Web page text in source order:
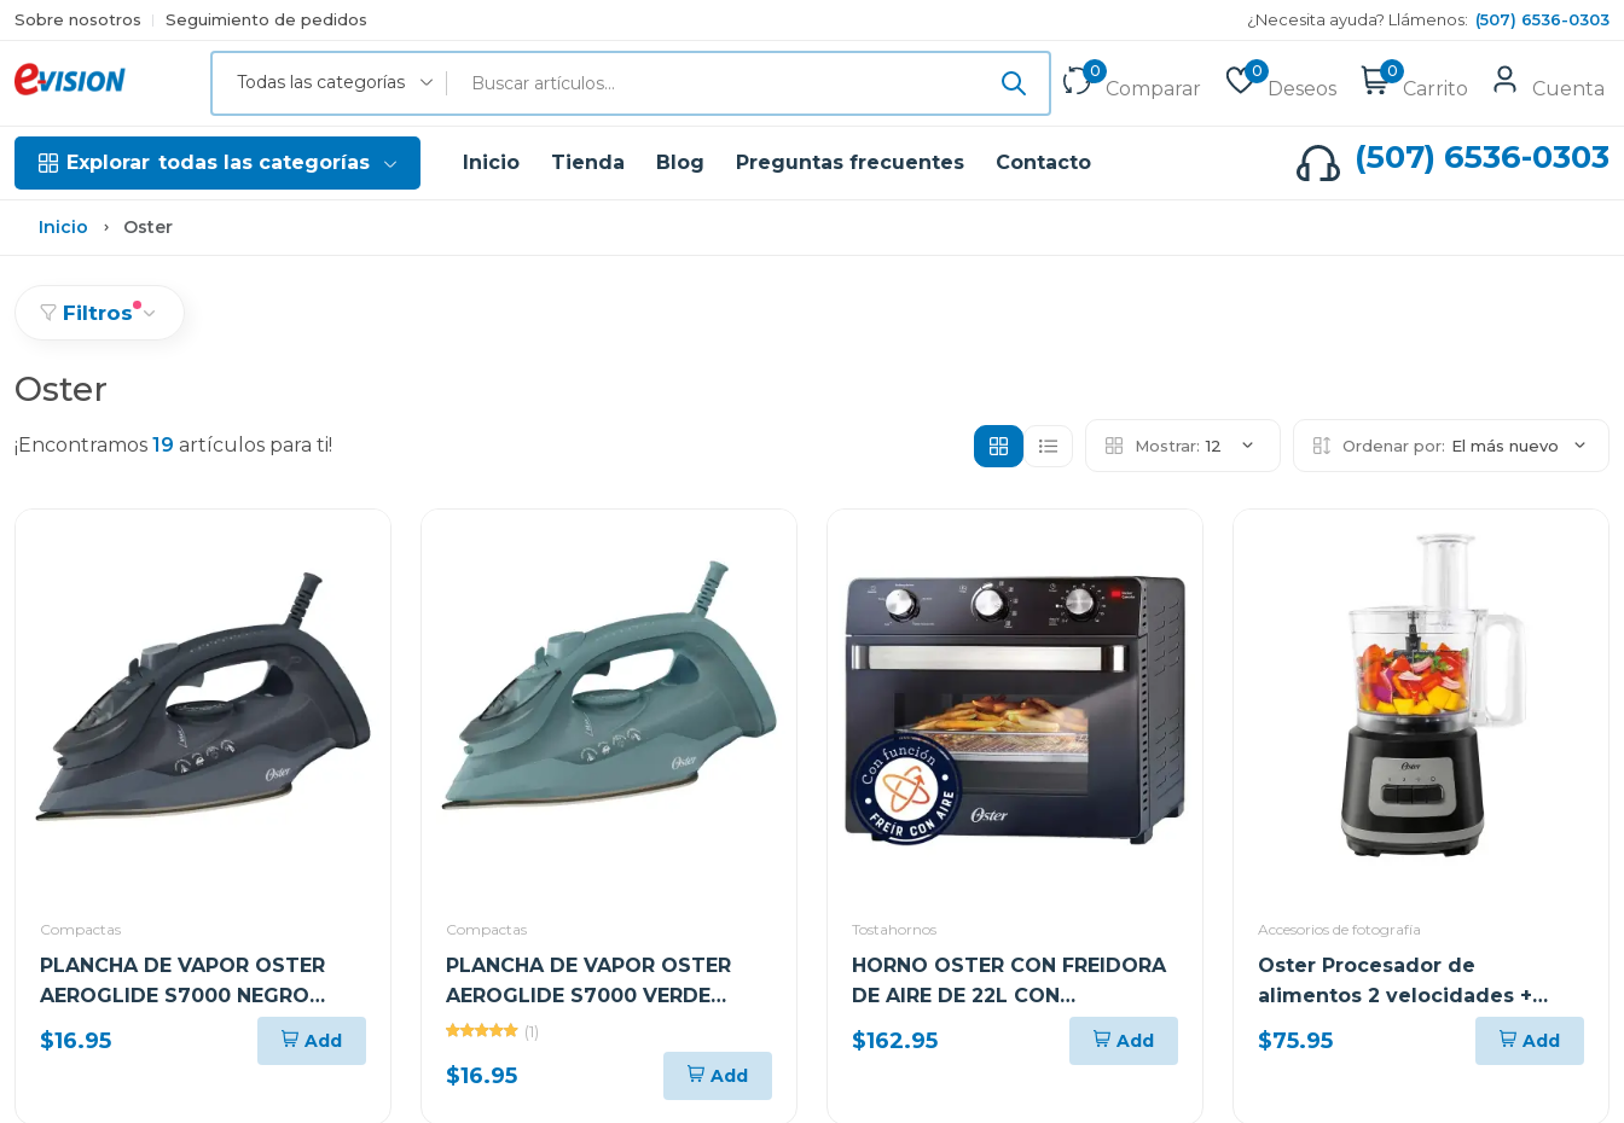
Sobre nosotros Seguimiento de pedidos ¿Necesita ayuda? Llámenos: (507) 6536-0303
Todas las categorías
0
Comparar
0
Deseos
0
Carrito Cuenta
Explorar todas las categorías Inicio Tienda Blog Preguntas frecuentes Contacto (507) 6536-0303
Inicio Oster
Filtros
Oster
¡Encontramos 19 artículos para ti! Mostrar: 12 Ordenar por: El más nuevo
Compactas
PLANCHA DE VAPOR OSTER
AEROGLIDE S7000 NEGRO
GCSTAC7002
$16.95 Add
Compactas
PLANCHA DE VAPOR OSTER
AEROGLIDE S7000 VERDE
GCSTAC7001
(1)
$16.95 Add
Tostahornos
HORNO OSTER CON FREIDORA
DE AIRE DE 22L CON
RECUBRIMIENTO
ANTIADHERENTE NEGRO
$162.95 Add
Accesorios de fotografía
Oster Procesador de
alimentos 2 velocidades +
turbo 500 w fp1455
$75.95 Add